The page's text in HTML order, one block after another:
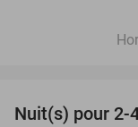
Nuit(s) pour 2-